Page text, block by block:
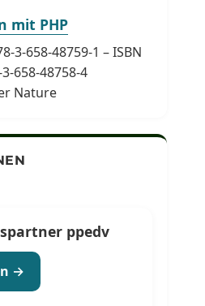
mit PHP
3-658-48759-1 – ISBN
658-48758-4
Nature
ppedv
→